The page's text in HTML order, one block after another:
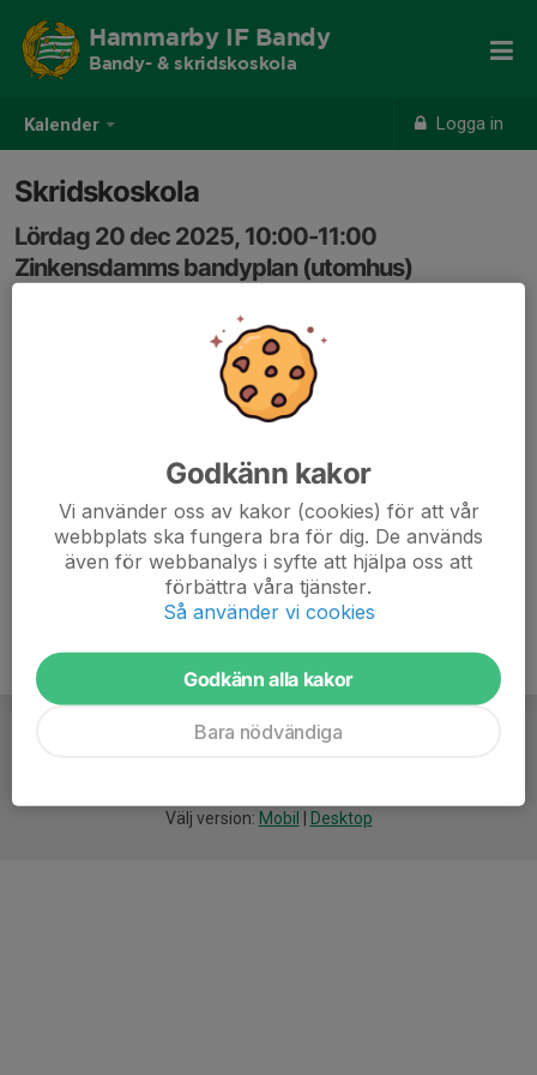
Kalender Logga in
Hammarby IF Bandy
Bandy- & skridskoskola
Skridskoskola
Lördag 20 dec 2025, 10:00-11:00
Zinkensdamms bandyplan (utomhus)
Välj version: Mobil Desktop
Godkänn kakor
Vi använder oss av kakor (cookies) för att vår
webbplats ska fungera bra för dig. De används
även för webbanalys i syfte att hjälpa oss att
förbättra våra tjänster.
Så använder vi cookies
Godkänn alla kakor
Bara nödvändiga